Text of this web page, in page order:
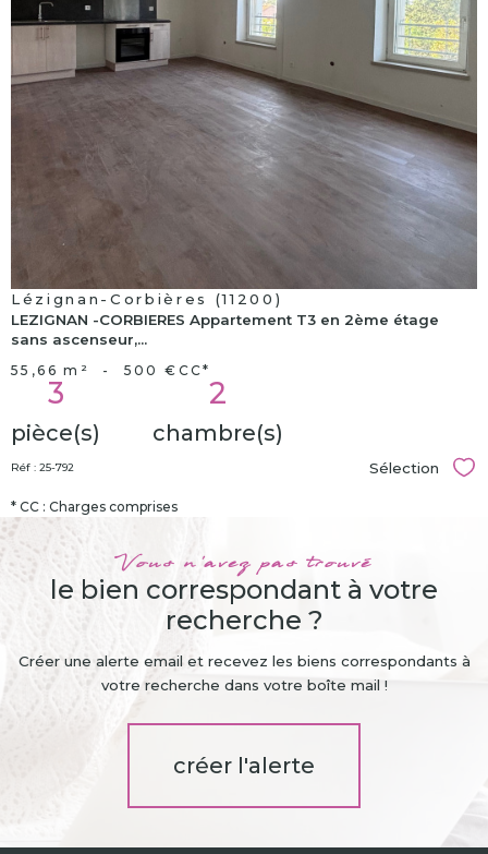
bien
Lézignan-Corbières (11200)
LEZIGNAN -CORBIERES Appartement T3 en 2ème étage
sans ascenseur,...
55,66 m² - 500 € CC*
3
pièce(s)
2
chambre(s)
Réf : 25-792 Sélection
* CC : Charges comprises
Vous n'avez pas trouvé
le bien correspondant à votre
recherche ?
Créer une alerte email et recevez les biens correspondants à
votre recherche dans votre boîte mail !
créer l'alerte